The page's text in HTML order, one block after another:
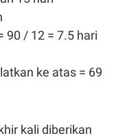
/ 12 = 7.5 hari
ke atas = 69
kali diberikan